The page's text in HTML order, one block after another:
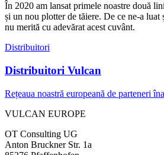
În 2020 am lansat primele noastre două
și un nou plotter de tăiere. De ce ne-a
nu merită cu adevărat acest cuvânt.
Distribuitori
Distribuitori Vulcan
Rețeaua noastră europeană de parteneri
VULCAN EUROPE
OT Consulting UG
Anton Bruckner Str. 1a